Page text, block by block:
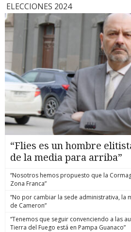
ELECCIONES 2024
“Flies es un hombre
de la media para arriba”
“Nosotros hemos propuesto que la
Zona Franca”
“No por cambiar la sede administrativa, la
de Cameron”
“Tenemos que seguir convenciendo a las
Tierra del Fuego está en Pampa Guanaco”